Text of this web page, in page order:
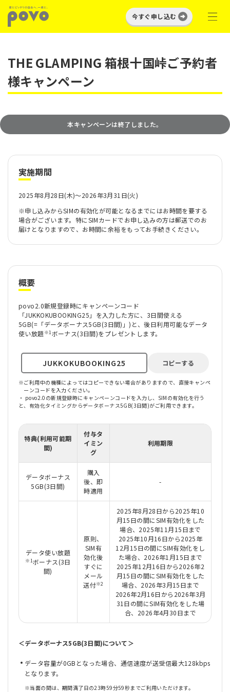
今すぐ申し込む
THE GLAMPING 箱根十国峠ご予約者
様キャンペーン
本キャンペーンは終了しました。
実施期間
2025年8月28日(木)～2026年3月31日(火)
※申し込みからSIMの有効化が可能となるまでにはお時間を要する
場合がございます。特にSIMカードでお申し込みの方は郵送でのお
届けとなりますので、お時間に余裕をもってお手続きください。
概要
povo2.0新規登録時にキャンペーンコード
「JUKKOKUBOOKING25」を入力した方に、3日間使える
5GB(=「データボーナス5GB(3日間)」)と、後日利用可能なデータ
使い放題※1 ボーナス(3日間)をプレゼントします。
コピーする
※ご利用中の機種によってはコピーできない場合がありますので、直接キャンペ
ーンコードを入力ください。
・ povo2.0の新規登録時にキャンペーンコードを入力し、SIMの有効化を行う
と、有効化タイミングからデータボーナス5GB(3日間)がご利用できます。
特典(利用可能期
間)
付与タ
イミン
グ
利用期限
データボーナス
5GB(3日間)
購入
後、即
時適用
-
データ使い放題
※1ボーナス(3日
間)
原則、
SIM有
効化後
すぐに
メール
送付※2
2025年8月28日から2025年10
月15日の間にSIM有効化をした
場合、2025年11月15日まで
2025年10月16日から2025年
12月15日の間にSIM有効化をし
た場合、2026年1月15日まで
2025年12月16日から2026年2
月15日の間にSIM有効化をした
場合、2026年3月15日まで
2026年2月16日から2026年3月
31日の間にSIM有効化をした場
合、2026年4月30日まで
＜データボーナス5GB(3日間)について＞
データ容量が0GBとなった場合、通信速度が送受信最大128kbps
となります。
※当面の間は、期間満了日の23時59分59秒までご利用いただけます。